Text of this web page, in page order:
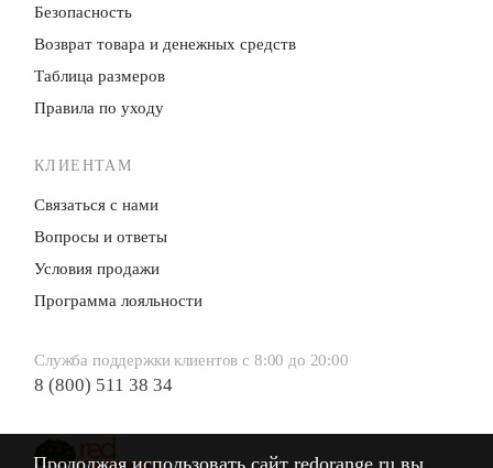
Безопасность
Возврат товара и денежных средств
Таблица размеров
Правила по уходу
КЛИЕНТАМ
Связаться с нами
Вопросы и ответы
Условия продажи
Программа лояльности
Служба поддержки клиентов с 8:00 до 20:00
8 (800) 511 38 34
Продолжая использовать сайт redorange.ru вы
Продолжая использовать сайт redorange.ru вы